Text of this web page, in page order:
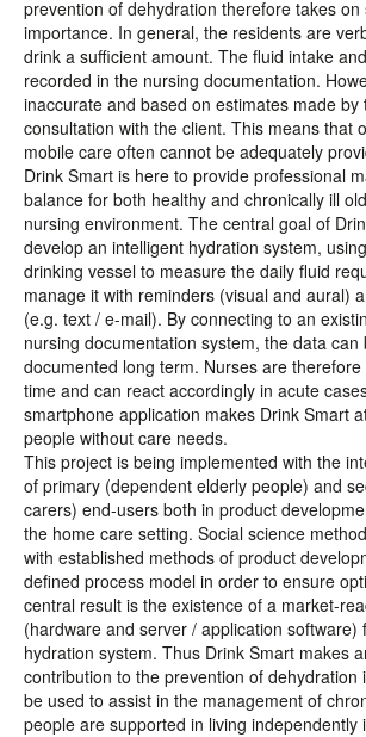
prevention of dehydration therefore takes on
importance. In general, the residents are
drink a sufficient amount. The fluid intake
recorded in the nursing documentation.
inaccurate and based on estimates made by
consultation with the client. This means that
mobile care often cannot be adequately
Drink Smart is here to provide professional
balance for both healthy and chronically ill
nursing environment. The central goal of
develop an intelligent hydration system,
drinking vessel to measure the daily fluid
manage it with reminders (visual and aural)
(e.g. text / e-mail). By connecting to an
nursing documentation system, the data can
documented long term. Nurses are
time and can react accordingly in acute
smartphone application makes Drink Smart
people without care needs.
This project is being implemented with the
of primary (dependent elderly people) and
carers) end-users both in product
the home care setting. Social science
with established methods of product
defined process model in order to ensure
central result is the existence of a market-
(hardware and server / application software)
hydration system. Thus Drink Smart makes
contribution to the prevention of dehydration
be used to assist in the management of
people are supported in living independently